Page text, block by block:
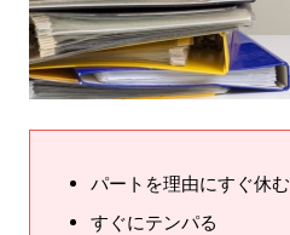
パートを理由にすぐ休む
すぐにテンパる